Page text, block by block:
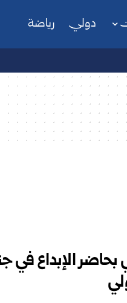
دولي رياضة
الإبداع في